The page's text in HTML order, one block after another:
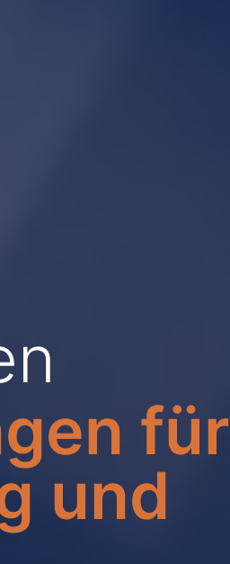
für
und